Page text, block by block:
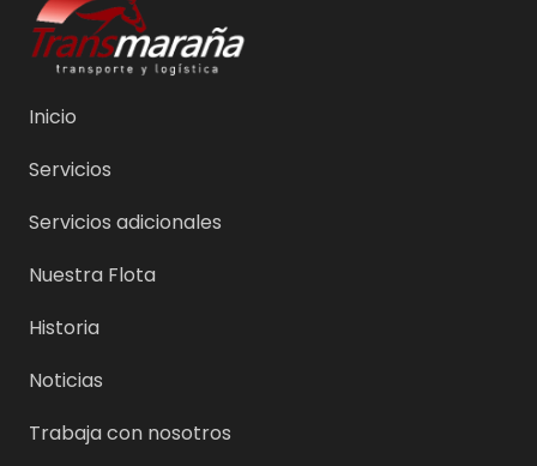
Inicio
Servicios
Servicios adicionales
Nuestra Flota
Historia
Noticias
Trabaja con nosotros